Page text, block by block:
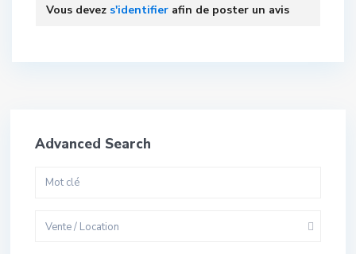
Vous devez s'identifier afin de poster un avis
Advanced Search
Vente / Location